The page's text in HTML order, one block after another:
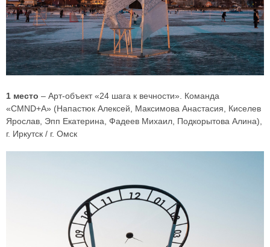
1 место – Арт-объект «24 шага к вечности». Команда
«CMND+A» (Напастюк Алексей, Максимова Анастасия, Киселев
Ярослав, Эпп Екатерина, Фадеев Михаил, Подкорытова Алина),
г. Иркутск / г. Омск